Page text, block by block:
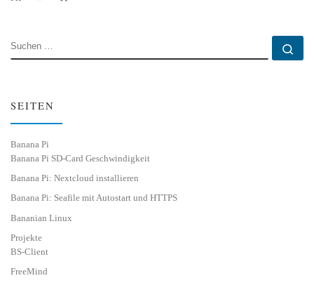
SUCHE
SEITEN
Banana Pi
Banana Pi SD-Card Geschwindigkeit
Banana Pi: Nextcloud installieren
Banana Pi: Seafile mit Autostart und HTTPS
Bananian Linux
Projekte
BS-Client
FreeMind